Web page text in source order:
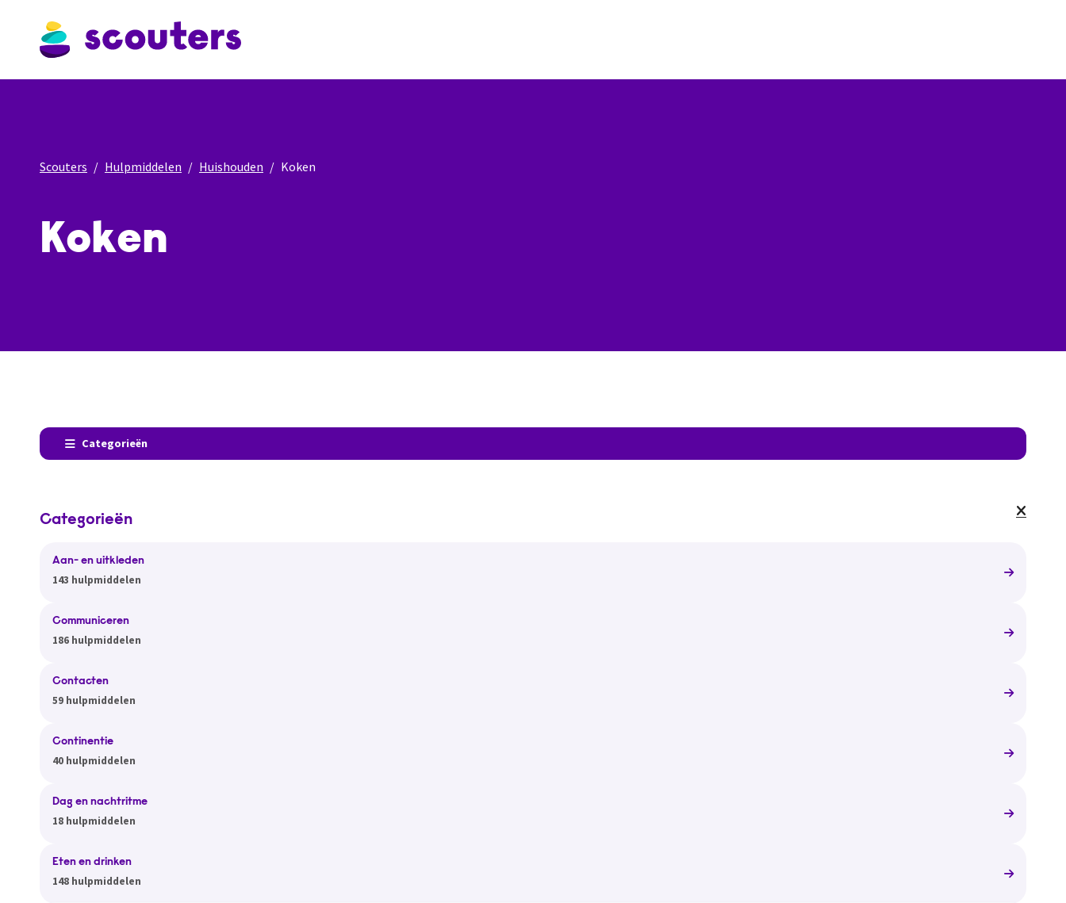
Scouters Hulpmiddelen Huishouden Koken
Koken
Categorieën
Categorieën
Aan- en uitkleden
143 hulpmiddelen
Communiceren
186 hulpmiddelen
Contacten
59 hulpmiddelen
Continentie
40 hulpmiddelen
Dag en nachtritme
18 hulpmiddelen
Eten en drinken
148 hulpmiddelen